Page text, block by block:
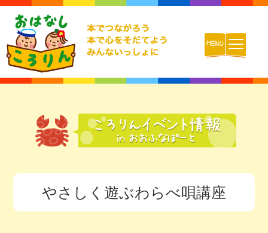
おはなしころりんとは
チームの紹介
やさしく遊ぶわらべ唄講座